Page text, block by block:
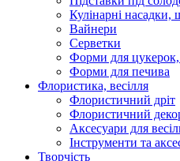
Кулінарні насадки,
Вайнери
Серветки
Форми для
Форми для печива
Флористика, весілля
Флористичний дріт
Флористичний
Аксесуари для
Інструменти та
Творчість